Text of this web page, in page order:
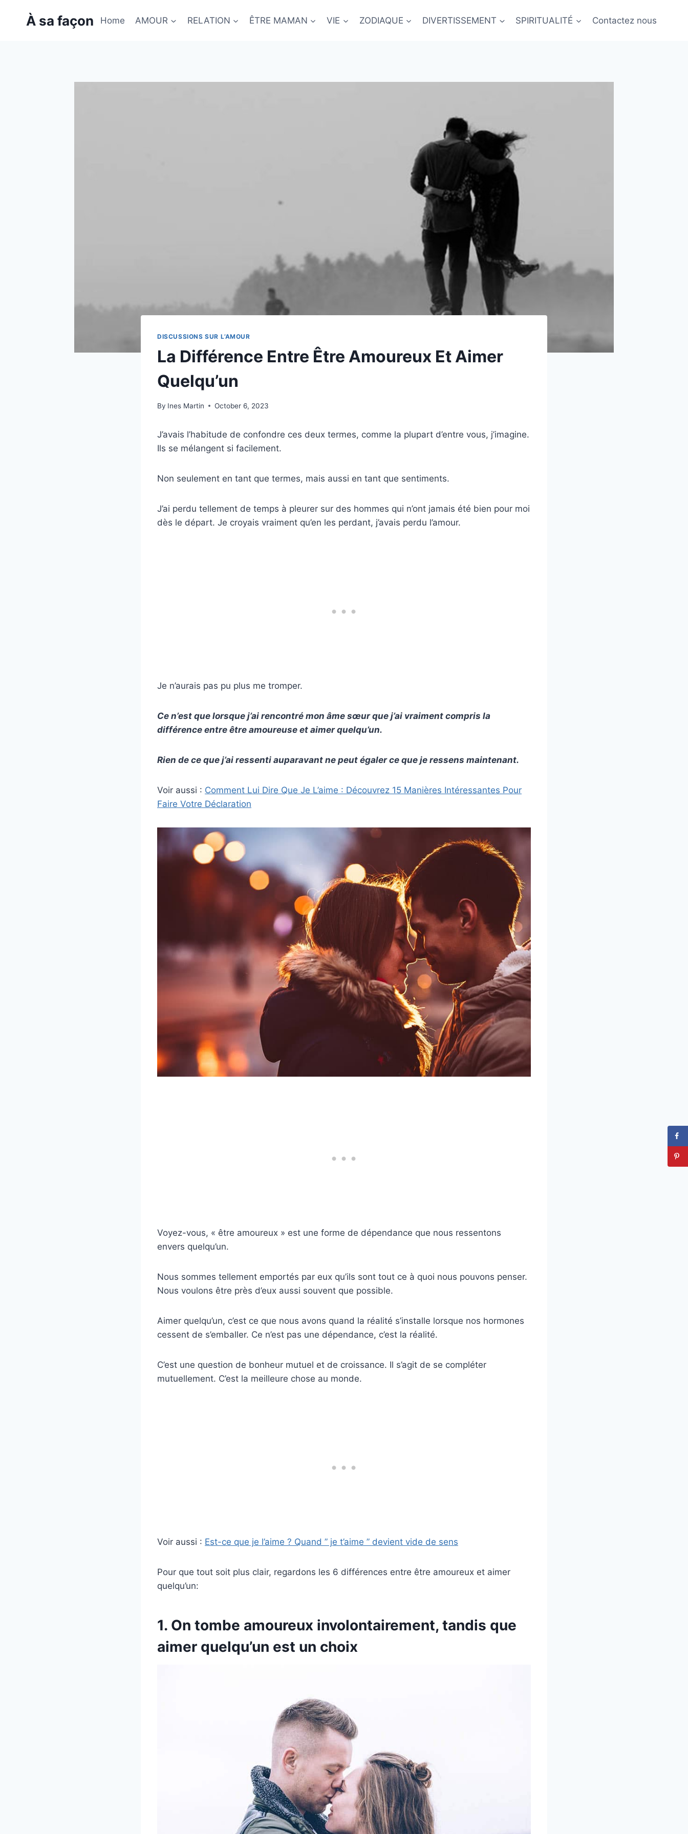
À sa façon Home AMOUR RELATION ÊTRE MAMAN VIE ZODIAQUE DIVERTISSEMENT SPIRITUALITÉ Contactez nous
DISCUSSIONS SUR L’AMOUR
La Différence Entre Être Amoureux Et Aimer
Quelqu’un
By Ines Martin October 6, 2023
J’avais l’habitude de confondre ces deux termes, comme la plupart d’entre vous, j’imagine.
Ils se mélangent si facilement.
Non seulement en tant que termes, mais aussi en tant que sentiments.
J’ai perdu tellement de temps à pleurer sur des hommes qui n’ont jamais été bien pour moi
dès le départ. Je croyais vraiment qu’en les perdant, j’avais perdu l’amour.
Je n’aurais pas pu plus me tromper.
Ce n’est que lorsque j’ai rencontré mon âme sœur que j’ai vraiment compris la
différence entre être amoureuse et aimer quelqu’un.
Rien de ce que j’ai ressenti auparavant ne peut égaler ce que je ressens maintenant.
Voir aussi : Comment Lui Dire Que Je L’aime : Découvrez 15 Manières Intéressantes Pour
Faire Votre Déclaration
Voyez-vous, « être amoureux » est une forme de dépendance que nous ressentons
envers quelqu’un.
Nous sommes tellement emportés par eux qu’ils sont tout ce à quoi nous pouvons penser.
Nous voulons être près d’eux aussi souvent que possible.
Aimer quelqu’un, c’est ce que nous avons quand la réalité s’installe lorsque nos hormones
cessent de s’emballer. Ce n’est pas une dépendance, c’est la réalité.
C’est une question de bonheur mutuel et de croissance. Il s’agit de se compléter
mutuellement. C’est la meilleure chose au monde.
Voir aussi : Est-ce que je l’aime ? Quand ” je t’aime ” devient vide de sens
Pour que tout soit plus clair, regardons les 6 différences entre être amoureux et aimer
quelqu’un:
1. On tombe amoureux involontairement, tandis que
aimer quelqu’un est un choix